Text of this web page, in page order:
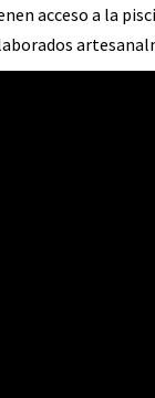
acceso a la